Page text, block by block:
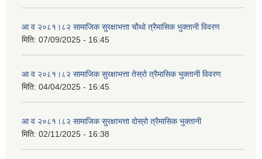
आ व २०८१।८२ सामाजिक सुरक्षाभत्ता चौथो त्रैमासिक भुक्तानी विवरण
मिति: 07/09/2025 - 16:45
आ व २०८१।८२ सामाजिक सुरक्षाभत्ता तेस्रो त्रैमासिक भुक्तानी विवरण
मिति: 04/04/2025 - 16:45
आ व २०८१।८२ सामाजिक सुरक्षाभत्ता दोस्रो त्रैमासिक भुक्तानी
मिति: 02/11/2025 - 16:38